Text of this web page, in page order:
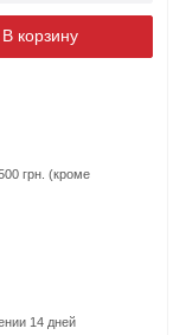
В корзину
грн. (кроме
14 дней